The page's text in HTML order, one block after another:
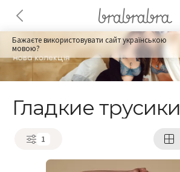
Бажаєте використовувати сайт українською
мовою?
Гладкие трусики
1